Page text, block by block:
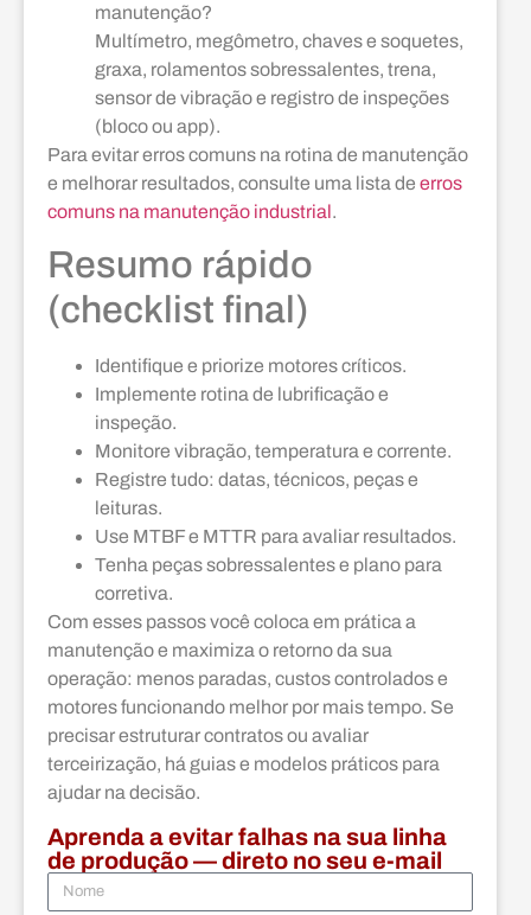
manutenção?
Multímetro, megômetro, chaves e soquetes,
graxa, rolamentos sobressalentes, trena,
sensor de vibração e registro de inspeções
(bloco ou app).
Para evitar erros comuns na rotina de manutenção
e melhorar resultados, consulte uma lista de erros
comuns na manutenção industrial.
Resumo rápido
(checklist final)
Identifique e priorize motores críticos.
Implemente rotina de lubrificação e
inspeção.
Monitore vibração, temperatura e corrente.
Registre tudo: datas, técnicos, peças e
leituras.
Use MTBF e MTTR para avaliar resultados.
Tenha peças sobressalentes e plano para
corretiva.
Com esses passos você coloca em prática a
manutenção e maximiza o retorno da sua
operação: menos paradas, custos controlados e
motores funcionando melhor por mais tempo. Se
precisar estruturar contratos ou avaliar
terceirização, há guias e modelos práticos para
ajudar na decisão.
Aprenda a evitar falhas na sua linha
de produção — direto no seu e-mail